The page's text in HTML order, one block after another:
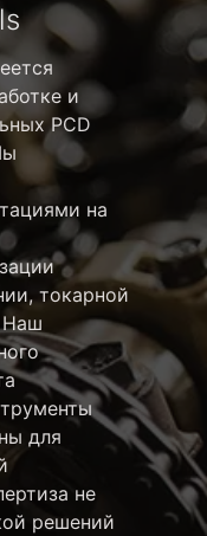
и
PCD
на
токарной
Наш
для
не
решений